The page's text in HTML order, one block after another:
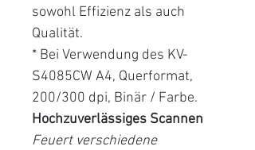
sowohl Effizienz als auch
Qualität.
* Bei Verwendung des KV-
S4085CW A4, Querformat,
200/300 dpi, Binär / Farbe.
Hochzuverlässiges Scannen
Feuert verschiedene